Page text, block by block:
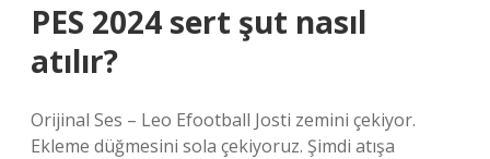
PES 2024 sert şut nasıl
atılır?
Orijinal Ses – Leo Efootball Josti zemini çekiyor.
Ekleme düğmesini sola çekiyoruz. Şimdi atışa